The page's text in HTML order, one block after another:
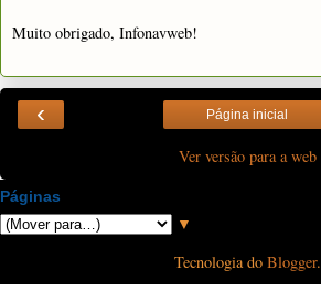
Muito obrigado, Infonavweb!
‹ Página inicial
Ver versão para a web
Páginas
▼
Tecnologia do Blogger.